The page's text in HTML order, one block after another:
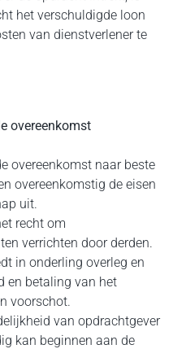
het verschuldigde loon
van dienstverlener te
overeenkomst
overeenkomst naar beste
overeenkomstig de eisen
uit.
recht om
verrichten door derden.
in onderling overleg en
en betaling van het
voorschot.
van opdrachtgever
kan beginnen aan de